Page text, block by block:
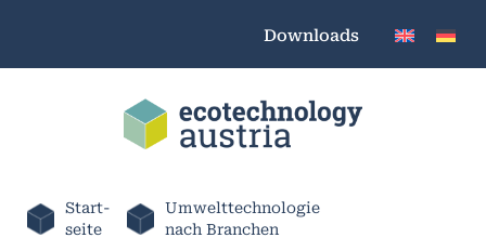
Downloads
Start-
seite
Umwelttechnologie
nach Branchen